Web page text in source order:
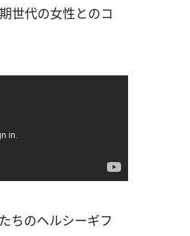
世代の女性とのコ
ちのヘルシーギフ